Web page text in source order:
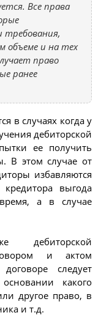
Все права
требования,
объеме и на тех
право
ранее
в случаях когда у
дебиторской
ее получить
В этом случае от
избавляются
выгода
а в случае
дебиторской
и актом
следует
какого
другое право, в
и т.д.